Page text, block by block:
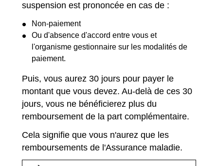
suspension est prononcée en cas de :
Non-paiement
Ou d'absence d'accord entre vous et
l'organisme gestionnaire sur les modalités de
paiement.
Puis, vous aurez 30 jours pour payer le
montant que vous devez. Au-delà de ces 30
jours, vous ne bénéficierez plus du
remboursement de la part complémentaire.
Cela signifie que vous n'aurez que les
remboursements de l'Assurance maladie.